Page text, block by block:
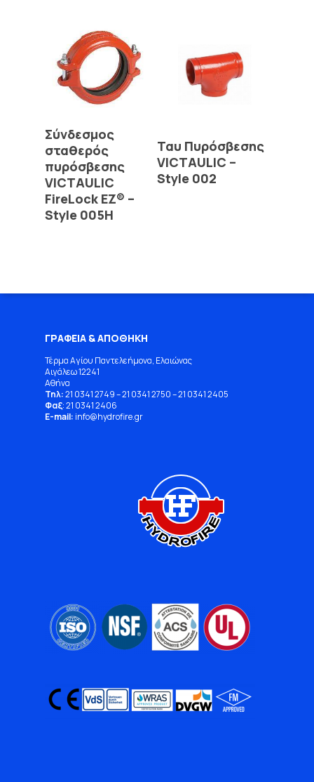
Σύνδεσμος
σταθερός
πυρόσβεσης
VICTAULIC
FireLock EZ® –
Style 005H
Read More
Ταυ Πυρόσβεσης
VICTAULIC –
Style 002
ΓΡΑΦΕΙΑ & ΑΠΟΘΗΚΗ
Τέρμα Αγίου Παντελεήμονα, Ελαιώνας
Αιγάλεω 12241
Αθήνα
Τηλ:21 0341 2749–21 0341 2750–21 0341 2405
Φαξ: 21 0341 2406
E-mail: info@hydrofire.gr